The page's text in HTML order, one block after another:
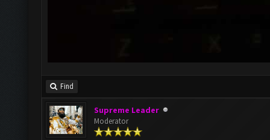
Find
Supreme Leader
Moderator